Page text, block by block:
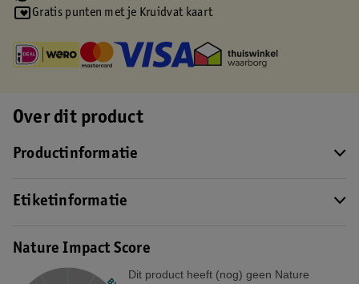
Gratis punten met je Kruidvat kaart
Over dit product
Productinformatie
Etiketinformatie
Nature Impact Score
Dit product heeft (nog) geen Nature